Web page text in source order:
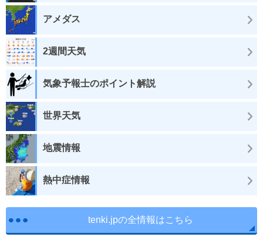
アメダス
2週間天気
気象予報士のポイント解説
世界天気
地震情報
熱中症情報
tenki.jpの全情報はこちら